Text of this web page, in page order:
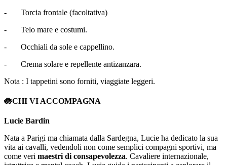
- Torcia frontale (facoltativa)
- Telo mare e costumi.
- Occhiali da sole e cappellino.
- Crema solare e repellente antizanzara.
Nota : I tappetini sono forniti, viaggiate leggeri.
🪷CHI VI ACCOMPAGNA
Lucie Bardin
Nata a Parigi ma chiamata dalla Sardegna, Lucie ha dedicato la sua
vita ai cavalli, vedendoli non come semplici compagni sportivi, ma
come veri maestri di consapevolezza. Cavaliere internazionale,